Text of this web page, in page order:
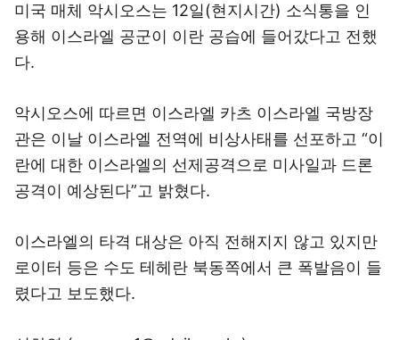
미국 매체 악시오스는 12일(현지시간) 소식통을 인
용해 이스라엘 공군이 이란 공습에 들어갔다고 전했
다.
악시오스에 따르면 이스라엘 카츠 이스라엘 국방장
관은 이날 이스라엘 전역에 비상사태를 선포하고 “이
란에 대한 이스라엘의 선제공격으로 미사일과 드론
공격이 예상된다”고 밝혔다.
이스라엘의 타격 대상은 아직 전해지지 않고 있지만
로이터 등은 수도 테헤란 북동쪽에서 큰 폭발음이 들
렸다고 보도했다.